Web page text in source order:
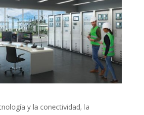
y la conectividad, la